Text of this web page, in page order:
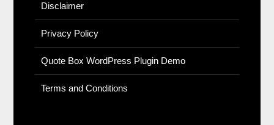
Disclaimer
Privacy Policy
Quote Box WordPress Plugin Demo
Terms and Conditions